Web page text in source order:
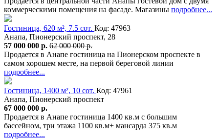
коммерческими помещения на фасаде. Магазины подробнее...
Гостиница, 620 м², 7.5 сот. Код: 47963
Анапа, Пионерский проспект, 28
57 000 000 р. 62 000 000 р.
Продается в Анапе гостиница на Пионерском проспекте в
самом хорошем месте, на первой береговой линии
подробнее...
Гостиница, 1400 м², 10 сот. Код: 47961
Анапа, Пионерский проспект
67 000 000 р.
Продается в Анапе гостиница 1400 кв.м с большим
бассейном, три этажа 1100 кв.м+ мансарда 375 кв.м
подробнее...